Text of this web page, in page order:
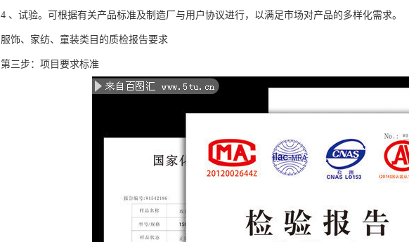
4 、试验。可根据有关产品标准及制造厂与用户协议进行，以满足市场对产品的多样化需求。
服饰、家纺、童装类目的质检报告要求
第三步：项目要求标准